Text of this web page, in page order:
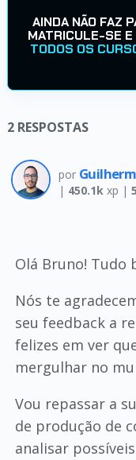
AINDA NÃO FAZ
MATRICULE-SE
TODOS OS
2 RESPOSTAS
por
| 450.1kxp |
Olá Bruno! Tudo
Nós te
seu feedback a
felizes em ver
mergulhar no
Vou repassar a
de produção de
analisar